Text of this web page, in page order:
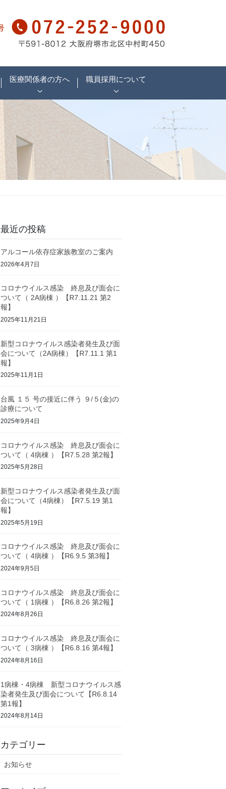
医療関係者の方へ 職員採用について
最近の投稿
アルコール依存症家族教室のご案内
2026年4月7日
コロナウイルス感染 終息及び面会に
ついて（ 2A病棟 ）【R7.11.21 第2
報】
2025年11月21日
新型コロナウイルス感染者発生及び面
会について（2A病棟）【R7.11.1 第1
報】
2025年11月1日
台風 １５ 号の接近に伴う ９/５(金)の
診療について
2025年9月4日
コロナウイルス感染 終息及び面会に
ついて（ 4病棟 ）【R7.5.28 第2報】
2025年5月28日
新型コロナウイルス感染者発生及び面
会について（4病棟）【R7.5.19 第1
報】
2025年5月19日
コロナウイルス感染 終息及び面会に
ついて（ 4病棟 ）【R6.9.5 第3報】
2024年9月5日
コロナウイルス感染 終息及び面会に
ついて（ 1病棟 ）【R6.8.26 第2報】
2024年8月26日
コロナウイルス感染 終息及び面会に
ついて（ 3病棟 ）【R6.8.16 第4報】
2024年8月16日
1病棟・4病棟 新型コロナウイルス感
染者発生及び面会について【R6.8.14
第1報】
2024年8月14日
カテゴリー
お知らせ